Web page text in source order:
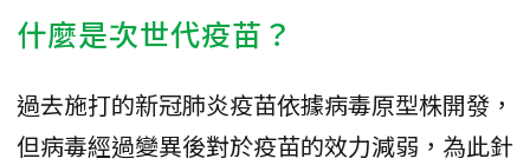
什麼是次世代疫苗？
過去施打的新冠肺炎疫苗依據病毒原型株開發，
但病毒經過變異後對於疫苗的效力減弱，為此針